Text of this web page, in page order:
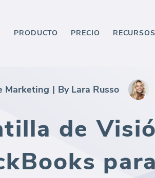
PRODUCTO PRECIO RECURSOS
Marketing | By Lara Russo
de